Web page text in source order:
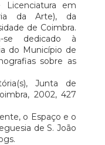
em
da Arte), da
de Coimbra.
dedicado à
do Município de
sobre as
Junta de
2002, 427
o Espaço e o
de S. João